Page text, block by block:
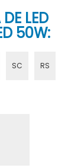
LED
50W:
SC RS